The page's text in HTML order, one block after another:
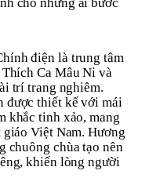
điện là trung tâm
Ca Mâu Ni và
trí trang nghiêm.
được thiết kế với mái
khắc tinh xảo, mang
Việt Nam. Hương
chuông chùa tạo nên
khiến lòng người